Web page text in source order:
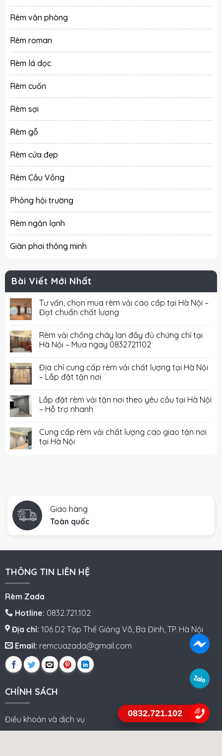
Rèm văn phòng
Rèm roman
Rèm lá dọc
Rèm cuốn
Rèm sợi
Rèm gỗ
Rèm cửa đẹp
Rèm Cầu Vồng
Phông hội trường
Rèm ngăn lạnh
Giàn phơi thông minh
Bài Viết Mới Nhất
Tư vấn, chọn mua rèm vải cao cấp tại Hà Nội –
Đạt chuẩn chất lượng
Rèm vải chống cháy lan đầy đủ chứng chỉ tại
Hà Nội – Mua ngay 0832721102
Địa chỉ cung cấp rèm vải chất lượng tại Hà Nội
– Lắp đặt tận nơi
Lắp đặt rèm vải tận nơi theo yêu cầu tại Hà Nội
– Hỗ trợ nhanh
Cung cấp rèm vải chất lượng cao giao tận nơi
tại Hà Nội
Giao hàng
Toàn quốc
THÔNG TIN LIÊN HỆ
Rèm Zada
Hotline: 0832.721.102
Địa chỉ: 106 D2 Tập Thể Giảng Võ, Ba Đình, TP. Hà Nội
Email: remcuazada@gmail.com
CHÍNH SÁCH
Điều khoản và dịch vụ
0832.721.102